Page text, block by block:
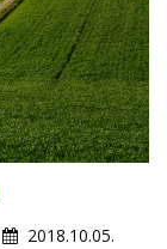
2018.10.05.